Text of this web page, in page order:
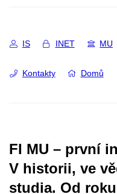
IS INET MU
Kontakty Domů
FI MU – první
V historii, ve
studia. Od